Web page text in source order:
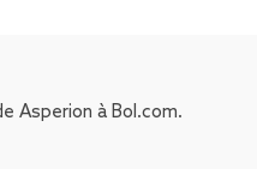
Asperion à Bol.com.